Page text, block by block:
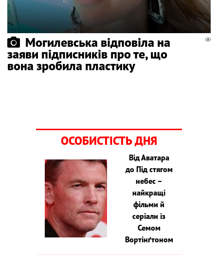
Могилевська відповіла на
заяви підписників про те, що
вона зробила пластику
ОСОБИСТІСТЬ ДНЯ
Від Аватара
до Під стягом
небес –
найкращі
фільми й
серіали із
Семом
Вортінґтоном